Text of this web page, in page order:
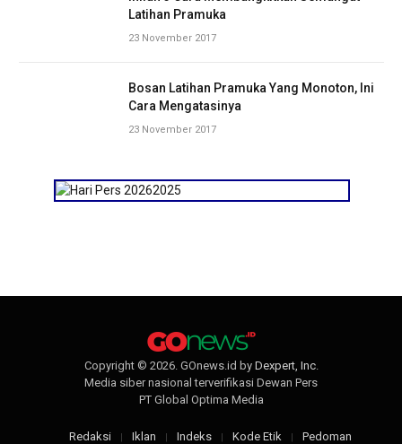
Latihan Pramuka
23 November 2017
Bosan Latihan Pramuka Yang Monoton, Ini
Cara Mengatasinya
23 November 2017
Copyright © 2026. GOnews.id by Dexpert, Inc.
Media siber nasional terverifikasi Dewan Pers
PT Global Optima Media
Redaksi Iklan Indeks Kode Etik Pedoman